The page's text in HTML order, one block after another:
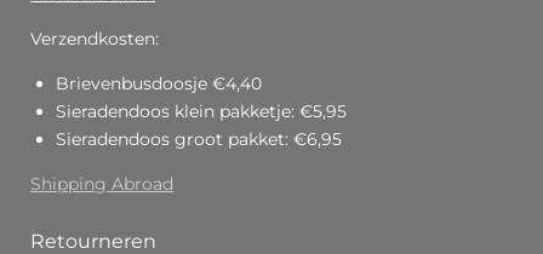
Verzendkosten:
Brievenbusdoosje €4,40
Sieradendoos klein pakketje: €5,95
Sieradendoos groot pakket: €6,95
Shipping Abroad
Retourneren